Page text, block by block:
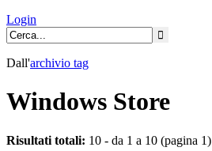
Login
Dall'archivio tag
Windows Store
Risultati totali: 10 - da 1 a 10 (pagina 1)